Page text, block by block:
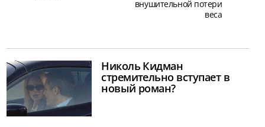
внушительной потери
веса
Николь Кидман
стремительно вступает в
новый роман?